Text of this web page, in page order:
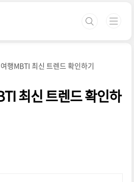
행MBTI 최신 트렌드 확인하기
최신 트렌드 확인하